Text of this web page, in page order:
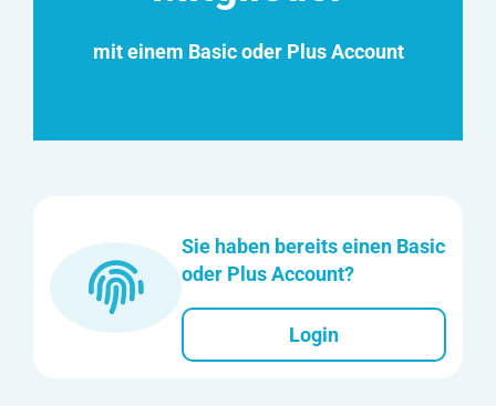
mit einem Basic oder Plus Account
Sie haben bereits einen Basic
oder Plus Account?
Login